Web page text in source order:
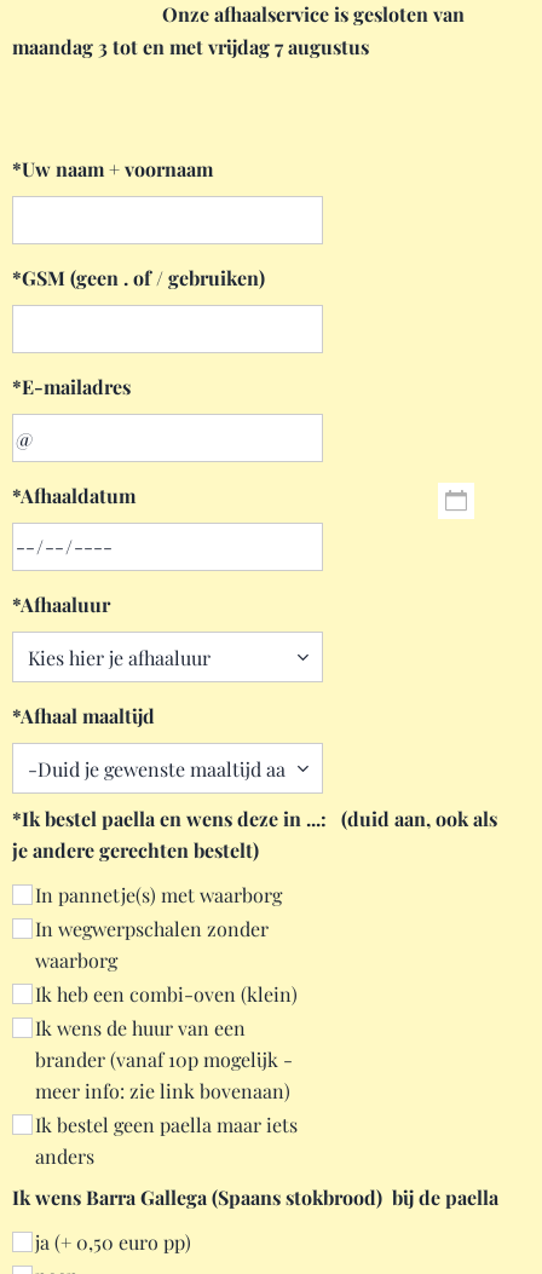
Onze afhaalservice is gesloten van
maandag 3 tot en met vrijdag 7 augustus
*Uw naam + voornaam
*GSM (geen . of / gebruiken)
*E-mailadres
*Afhaaldatum
*Afhaaluur
*Afhaal maaltijd
*Ik bestel paella en wens deze in ...: (duid aan, ook als
je andere gerechten bestelt)
In pannetje(s) met waarborg
In wegwerpschalen zonder
waarborg
Ik heb een combi-oven (klein)
Ik wens de huur van een
brander (vanaf 10p mogelijk -
meer info: zie link bovenaan)
Ik bestel geen paella maar iets
anders
Ik wens Barra Gallega (Spaans stokbrood) bij de paella
ja (+ 0,50 euro pp)